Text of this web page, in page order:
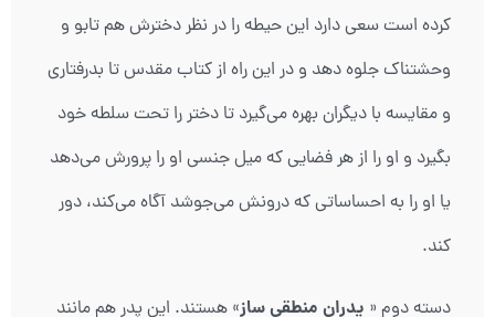
کرده است سعی دارد این حیطه را در نظر دخترش هم تابو و
وحشتناک جلوه دهد و در این راه از کتاب مقدس تا بدرفتاری
و مقایسه با دیگران بهره می‌گیرد تا دختر را تحت سلطه خود
بگیرد و او را از هر فضایی که میل جنسی او را پرورش می‌دهد
یا او را به احساساتی که درونش می‌جوشد آگاه می‌کند، دور
کند.
دسته دوم « پدران منطقی ساز» هستند. این پدر هم مانند